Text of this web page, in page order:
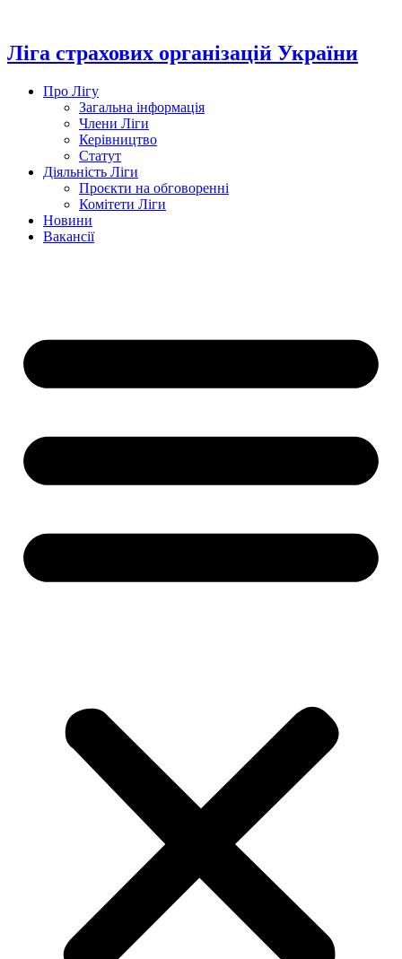
вмісту
Ліга страхових організацій України
Про Лігу
Загальна інформація
Члени Ліги
Керівництво
Статут
Діяльність Ліги
Проєкти на обговоренні
Комітети Ліги
Новини
Вакансії